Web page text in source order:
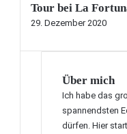
l
i
ß
Tour bei La
29. Dezember 2020
Über mich
Ich habe das
spannendsten
dürfen. Hier